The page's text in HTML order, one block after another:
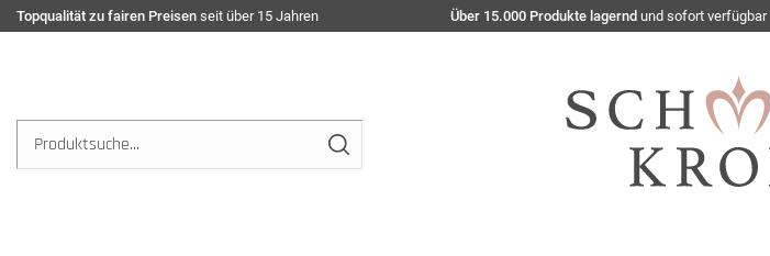
Topqualität zu fairen Preisen seit über 15 Jahren Über 15.000 Produkte lagernd und sofort verfügbar